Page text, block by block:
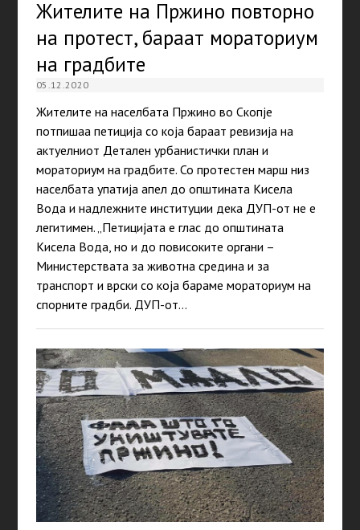
Жителите на Пржино повторно
на протест, бараат мораториум
на градбите
05.12.2020
Жителите на населбата Пржино во Скопје
потпишаа петиција со која бараат ревизија на
актуелниот Детален урбанистички план и
мораториум на градбите. Со протестен марш низ
населбата упатија апел до општината Кисела
Вода и надлежните институции дека ДУП-от не е
легитимен. „Петицијата е глас до општината
Кисела Вода, но и до повисоките органи –
Министерствата за животна средина и за
транспорт и врски со која бараме мораториум на
спорните градби. ДУП-от…